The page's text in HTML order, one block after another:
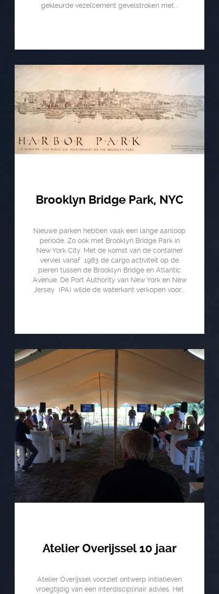
gekleurde vezelcement gevelstroken met...
Brooklyn Bridge Park, NYC
Nieuwe parken hebben vaak een lange aanloop
periode. Zo ook met Brooklyn Bridge Park in
New York City. Met de komst van de container
verviel vanaf 1983 de cargo activiteit op de
pieren tussen de Brooklyn Bridge en Atlantic
Avenue. De Port Authority van New York en New
Jersey (PA) wilde de waterkant verkopen voor...
Atelier Overijssel 10 jaar
Atelier Overijssel voorziet ontwerp initiatieven
vroegtijdig van een interdisciplinair advies. Het